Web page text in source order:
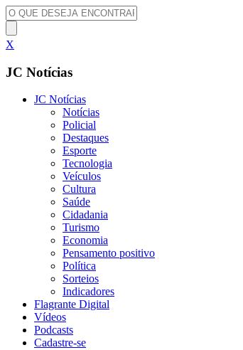
X
JC Notícias
JC Notícias
Notícias
Policial
Destaques
Esporte
Tecnologia
Veículos
Cultura
Saúde
Cidadania
Turismo
Economia
Pensamento positivo
Política
Sorteios
Indicadores
Flagrante Digital
Vídeos
Podcasts
Cadastre-se